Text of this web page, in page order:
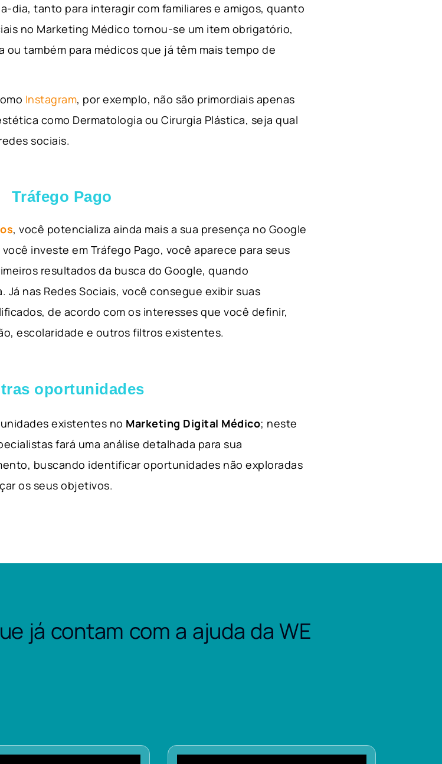
dia, tanto para interagir com familiares e amigos, quanto
no Marketing Médico tornou-se um item obrigatório,
também para médicos que já têm mais tempo de
Instagram, por exemplo, não são primordiais apenas
como Dermatologia ou Cirurgia Plástica, seja qual
sociais.
Tráfego Pago
, você potencializa ainda mais a sua presença no Google
investe em Tráfego Pago, você aparece para seus
resultados da busca do Google, quando
nas Redes Sociais, você consegue exibir suas
de acordo com os interesses que você definir,
escolaridade e outros filtros existentes.
oportunidades
existentes no Marketing Digital Médico; neste
fará uma análise detalhada para sua
buscando identificar oportunidades não exploradas
os seus objetivos.
já contam com a ajuda da WE